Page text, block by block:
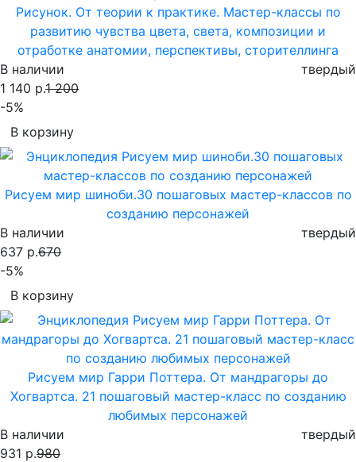
Рисунок. От теории к практике. Мастер-классы по
развитию чувства цвета, света, композиции и
отработке анатомии, перспективы, сторителлинга
В наличии
твердый
1 140 р.1 200
-5%
В корзину
Рисуем мир шиноби.30 пошаговых мастер-классов по
созданию персонажей
В наличии
твердый
637 р.670
-5%
В корзину
Рисуем мир Гарри Поттера. От мандрагоры до
Хогвартса. 21 пошаговый мастер-класс по созданию
любимых персонажей
В наличии
твердый
931 р.980